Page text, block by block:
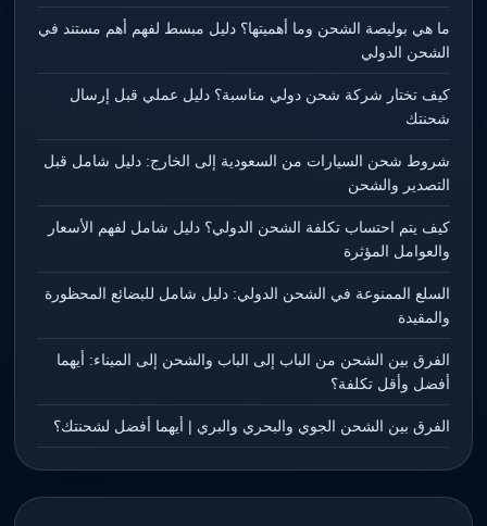
ما هي بوليصة الشحن وما أهميتها؟ دليل مبسط لفهم أهم مستند في
الشحن الدولي
كيف تختار شركة شحن دولي مناسبة؟ دليل عملي قبل إرسال
شحنتك
شروط شحن السيارات من السعودية إلى الخارج: دليل شامل قبل
التصدير والشحن
كيف يتم احتساب تكلفة الشحن الدولي؟ دليل شامل لفهم الأسعار
والعوامل المؤثرة
السلع الممنوعة في الشحن الدولي: دليل شامل للبضائع المحظورة
والمقيدة
الفرق بين الشحن من الباب إلى الباب والشحن إلى الميناء: أيهما
أفضل وأقل تكلفة؟
الفرق بين الشحن الجوي والبحري والبري | أيهما أفضل لشحنتك؟